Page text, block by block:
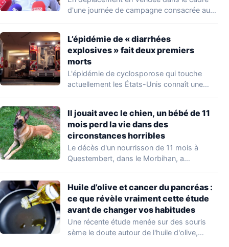
d'une journée de campagne consacrée aux
L’épidémie de « diarrhées
explosives » fait deux premiers
morts
L'épidémie de cyclosporose qui touche
actuellement les États-Unis connaît une
Il jouait avec le chien, un bébé de 11
mois perd la vie dans des
circonstances horribles
Le décès d'un nourrisson de 11 mois à
Questembert, dans le Morbihan, a
Huile d’olive et cancer du pancréas :
ce que révèle vraiment cette étude
avant de changer vos habitudes
Une récente étude menée sur des souris
sème le doute autour de l'huile d'olive,…